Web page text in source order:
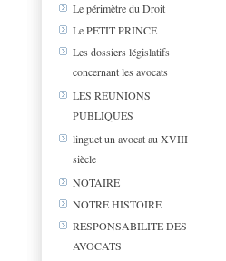
Le périmètre du Droit
Le PETIT PRINCE
Les dossiers législatifs
concernant les avocats
LES REUNIONS
PUBLIQUES
linguet un avocat au XVIII
siècle
NOTAIRE
NOTRE HISTOIRE
RESPONSABILITE DES
AVOCATS